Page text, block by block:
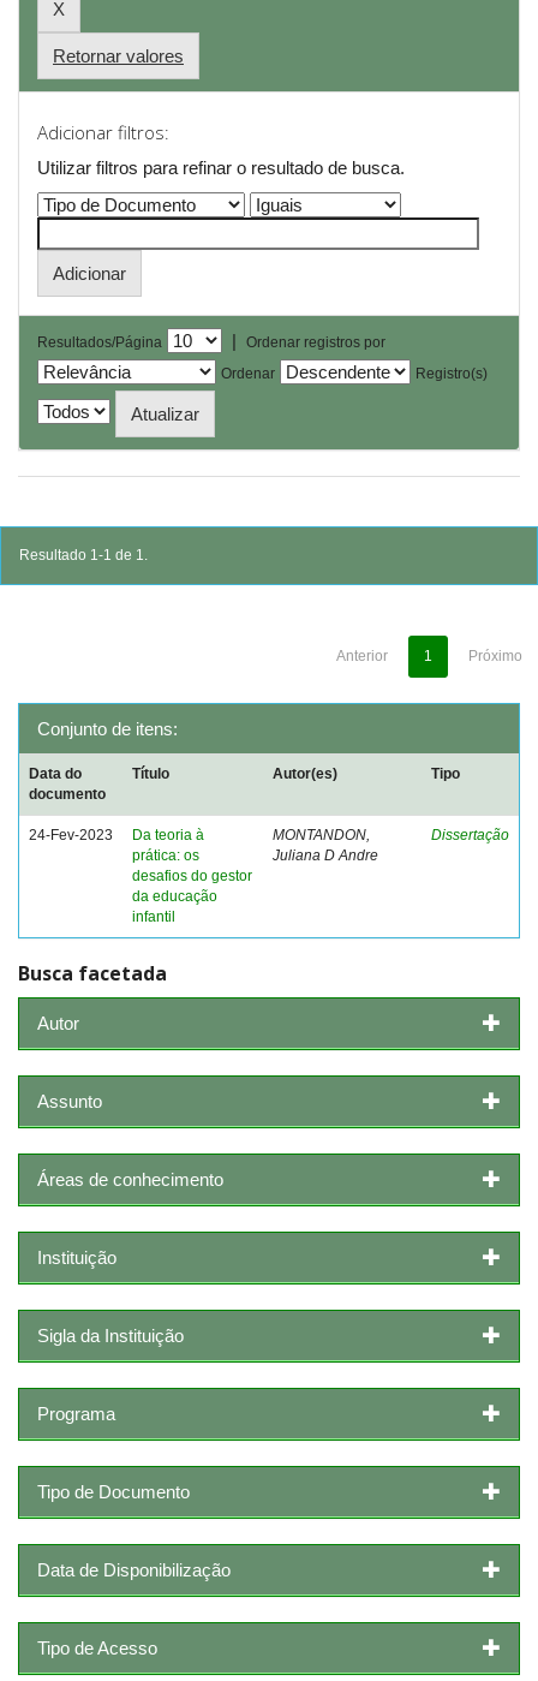
Retornar valores
Adicionar filtros:
Utilizar filtros para refinar o resultado de busca.
Resultados/Página |
Ordenar registros por
Ordenar
Registro(s)
Resultado 1-1 de 1.
Anterior 1 Próximo
Conjunto de itens:
Data do
documento
Título Autor(es) Tipo
24-Fev-2023
Da teoria à
prática: os
desafios do gestor
da educação
infantil
MONTANDON,
Juliana D Andre
Dissertação
Busca facetada
Autor
Assunto
Áreas de conhecimento
Instituição
Sigla da Instituição
Programa
Tipo de Documento
Data de Disponibilização
Tipo de Acesso